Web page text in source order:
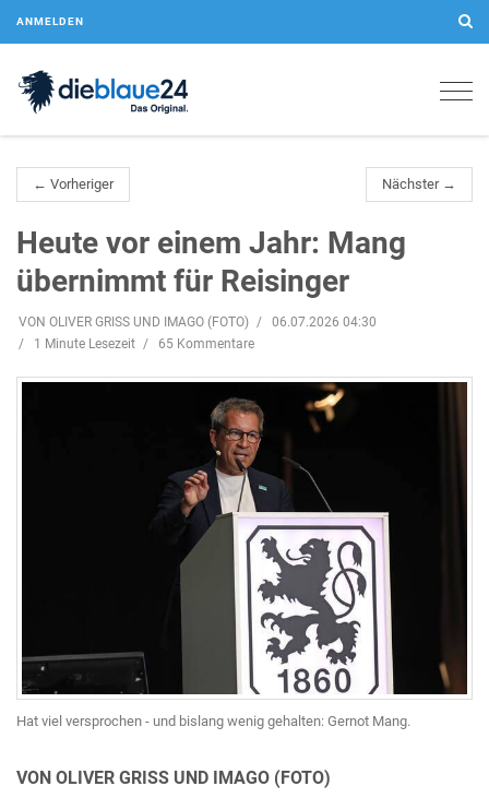
ANMELDEN
← Vorheriger Nächster →
Heute vor einem Jahr: Mang
übernimmt für Reisinger
VON OLIVER GRISS UND IMAGO (FOTO)
06.07.2026 04:30
1 Minute Lesezeit
65 Kommentare
Hat viel versprochen - und bislang wenig gehalten: Gernot Mang.
VON OLIVER GRISS UND IMAGO (FOTO)